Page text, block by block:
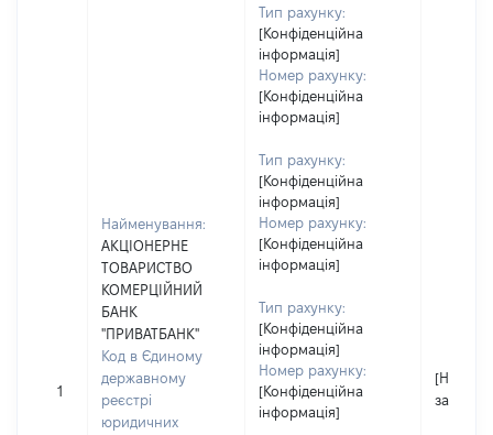
1
Найменування:
АКЦІОНЕРНЕ
ТОВАРИСТВО
КОМЕРЦІЙНИЙ
БАНК
"ПРИВАТБАНК"
Код в Єдиному
державному
реєстрі
юридичних
Тип рахунку:
[Конфіденційна
інформація]
Номер рахунку:
[Конфіденційна
інформація]
Тип рахунку:
[Конфіденційна
інформація]
Номер рахунку:
[Конфіденційна
інформація]
Тип рахунку:
[Конфіденційна
інформація]
Номер рахунку:
[Конфіденційна
інформація]
[Не